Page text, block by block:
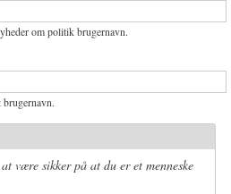
om politik brugernavn.
være sikker på at du er et menneske